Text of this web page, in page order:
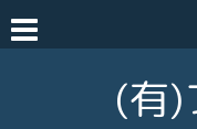
(有)